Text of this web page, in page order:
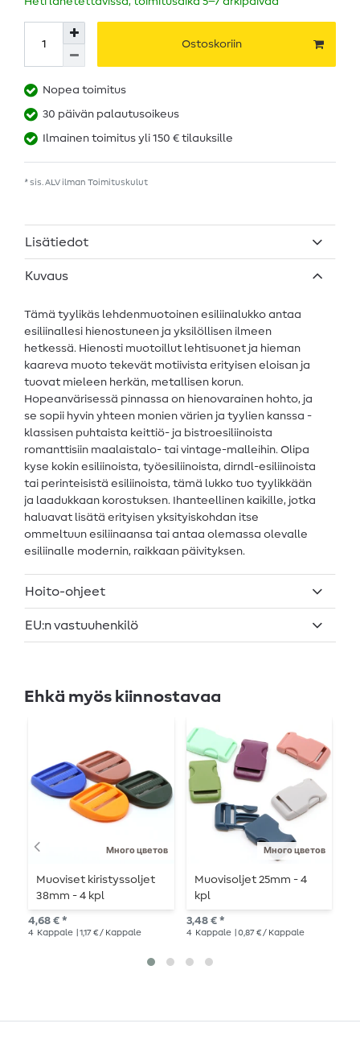
Ostoskoriin
Nopea toimitus
30 päivän palautusoikeus
Ilmainen toimitus yli 150 € tilauksille
* sis. ALV ilman Toimituskulut
Lisätiedot
Kuvaus
Tämä tyylikäs lehdenmuotoinen esiliinalukko antaa
esiliinallesi hienostuneen ja yksilöllisen ilmeen
hetkessä. Hienosti muotoillut lehtisuonet ja hieman
kaareva muoto tekevät motiivista erityisen eloisan ja
tuovat mieleen herkän, metallisen korun.
Hopeanvärisessä pinnassa on hienovarainen hohto, ja
se sopii hyvin yhteen monien värien ja tyylien kanssa -
klassisen puhtaista keittiö- ja bistroesiliinoista
romanttisiin maalaistalo- tai vintage-malleihin. Olipa
kyse kokin esiliinoista, työesiliinoista, dirndl-esiliinoista
tai perinteisistä esiliinoista, tämä lukko tuo tyylikkään
ja laadukkaan korostuksen. Ihanteellinen kaikille, jotka
haluavat lisätä erityisen yksityiskohdan itse
ommeltuun esiliinaansa tai antaa olemassa olevalle
esiliinalle modernin, raikkaan päivityksen.
Hoito-ohjeet
EU:n vastuuhenkilö
Ehkä myös kiinnostavaa
Много цветов
Muoviset kiristyssoljet
38mm - 4 kpl
4,68 € *
4 Kappale | 1,17 € / Kappale
Много цветов
Muovisoljet 25mm - 4
kpl
3,48 € *
4 Kappale | 0,87 € / Kappale